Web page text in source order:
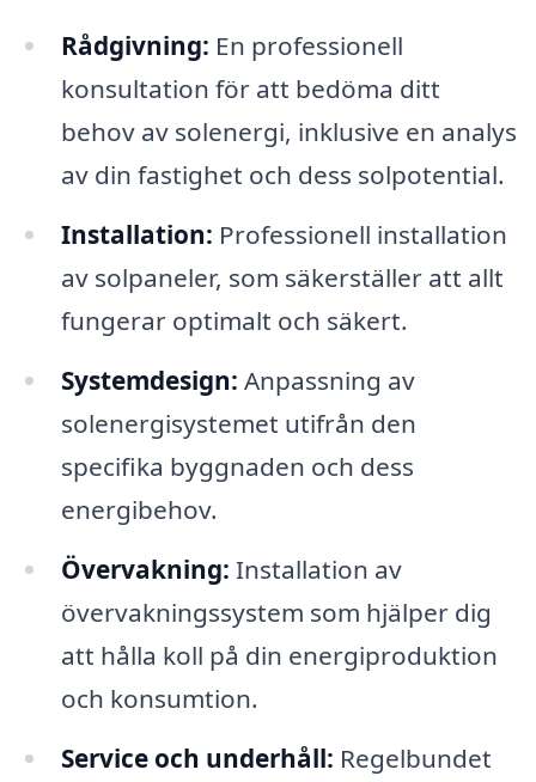
Rådgivning: En professionell
konsultation för att bedöma ditt
behov av solenergi, inklusive en analys
av din fastighet och dess solpotential.
Installation: Professionell installation
av solpaneler, som säkerställer att allt
fungerar optimalt och säkert.
Systemdesign: Anpassning av
solenergisystemet utifrån den
specifika byggnaden och dess
energibehov.
Övervakning: Installation av
övervakningssystem som hjälper dig
att hålla koll på din energiproduktion
och konsumtion.
Service och underhåll: Regelbundet